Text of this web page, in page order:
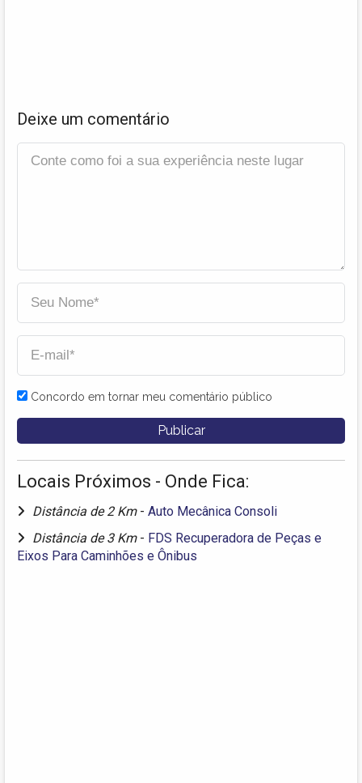
Deixe um comentário
Concordo em tornar meu comentário público
Locais Próximos - Onde Fica:
Distância de 2 Km - Auto Mecânica Consoli
Distância de 3 Km - FDS Recuperadora de Peças e
Eixos Para Caminhões e Ônibus